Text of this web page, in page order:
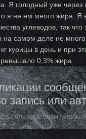
Я голодный уже через
я не ем много жира. Я
углеводов, так что
на самом деле не
курицы в день и при
0,3% жира.
запись или
пользователем, чтобы